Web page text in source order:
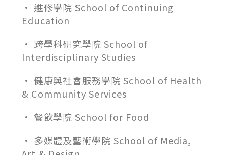
• 進修學院 School of Continuing
Education
• 跨學科研究學院 School of
Interdisciplinary Studies
• 健康與社會服務學院 School of Health
& Community Services
• 餐飲學院 School for Food
• 多媒體及藝術學院 School of Media,